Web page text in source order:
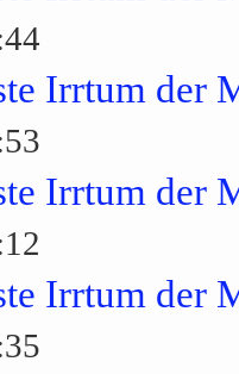
Irrtum der
Irrtum der
Irrtum der